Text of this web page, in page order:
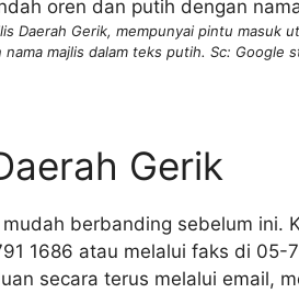
Daerah Gerik, mempunyai pintu masuk
majlis dalam teks putih. Sc: Google
Gerik
berbanding sebelum ini.
1686 atau melalui faks di 05-
secara terus melalui email,